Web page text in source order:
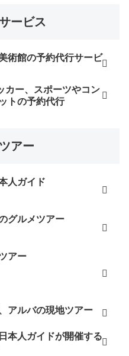
ービス
術館の予約代行サービ
カー、スポーツやコン
トの予約代行
アー
人ガイド
グルメツアー
アー
アルバの現地ツアー
本人ガイドが開催する